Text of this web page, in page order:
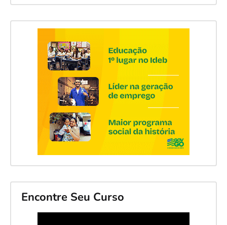
Encontre Seu Curso